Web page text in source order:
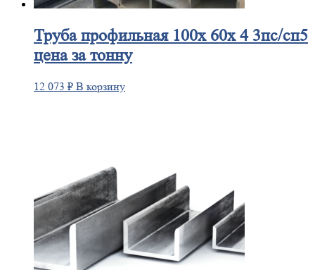
Трубапрофильная 100х 60х 4 3пс/сп5
цена за тонну
12 073 ₽ В корзину